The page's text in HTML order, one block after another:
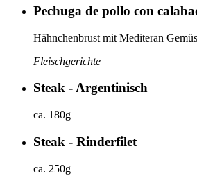
Pechuga de pollo con
Hähnchenbrust mit Mediteran
Fleischgerichte
Steak - Argentinisch
ca. 180g
Steak - Rinderfilet
ca. 250g